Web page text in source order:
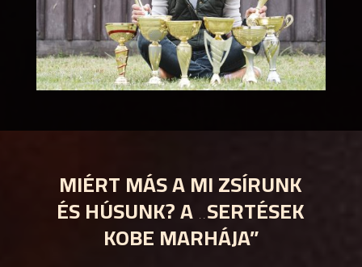
MIÉRT MÁS A MI ZSÍRUNK
ÉS HÚSUNK? A „SERTÉSEK
KOBE MARHÁJA”